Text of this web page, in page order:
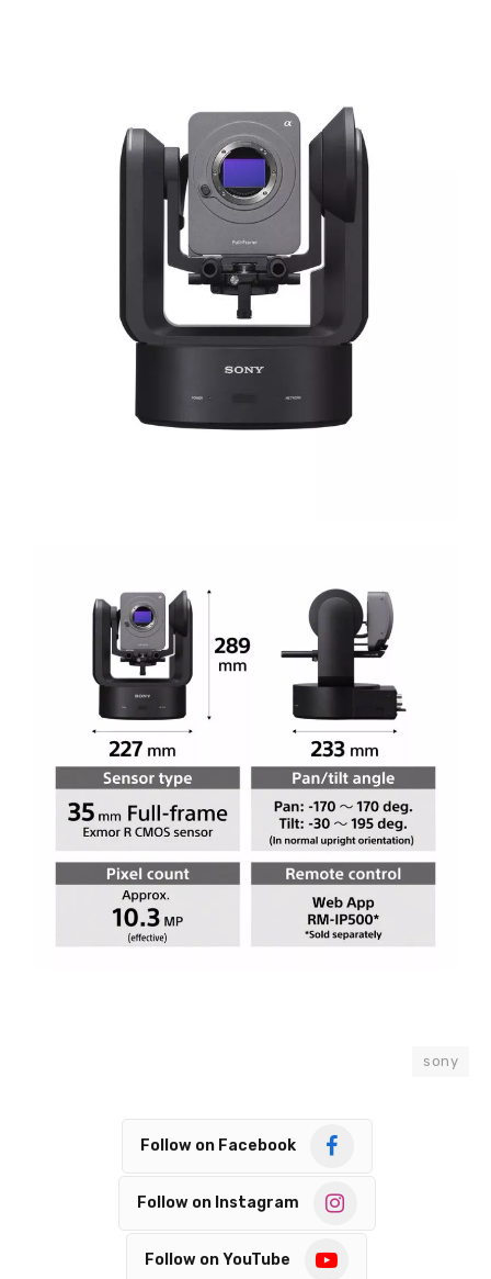
sony
Follow on Facebook
Follow on Instagram
Follow on YouTube